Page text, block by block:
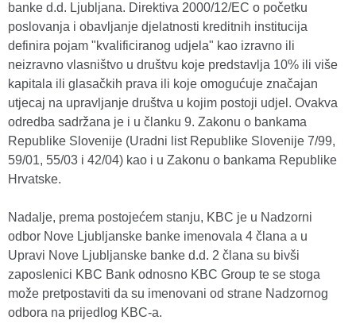
banke d.d. Ljubljana. Direktiva 2000/12/EC o početku
poslovanja i obavljanje djelatnosti kreditnih institucija
definira pojam "kvalificiranog udjela" kao izravno ili
neizravno vlasništvo u društvu koje predstavlja 10% ili više
kapitala ili glasačkih prava ili koje omogućuje značajan
utjecaj na upravljanje društva u kojim postoji udjel. Ovakva
odredba sadržana je i u članku 9. Zakonu o bankama
Republike Slovenije (Uradni list Republike Slovenije 7/99,
59/01, 55/03 i 42/04) kao i u Zakonu o bankama Republike
Hrvatske.
Nadalje, prema postojećem stanju, KBC je u Nadzorni
odbor Nove Ljubljanske banke imenovala 4 člana a u
Upravi Nove Ljubljanske banke d.d. 2 člana su bivši
zaposlenici KBC Bank odnosno KBC Group te se stoga
može pretpostaviti da su imenovani od strane Nadzornog
odbora na prijedlog KBC-a.